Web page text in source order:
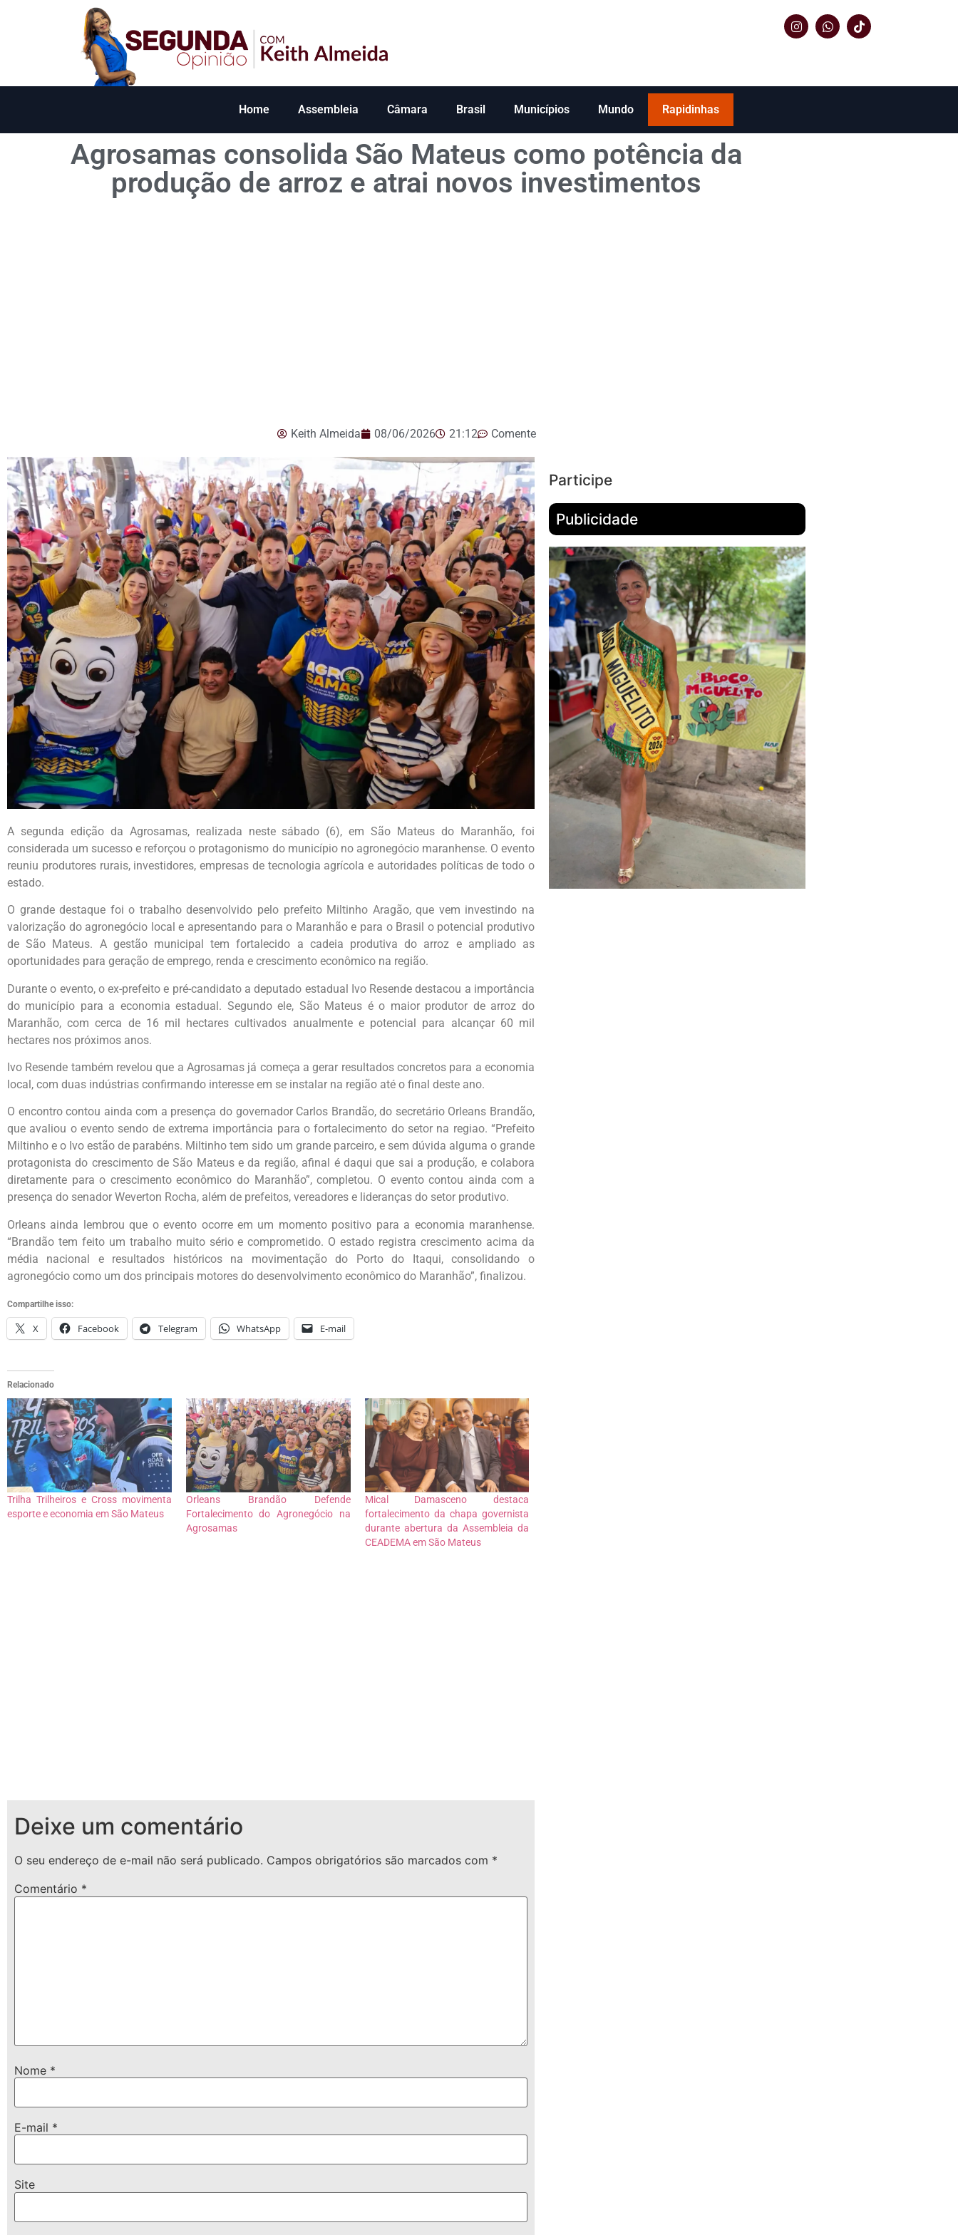
Home Assembleia Câmara Brasil Municípios Mundo Rapidinhas
Agrosamas consolida São Mateus como potência da
produção de arroz e atrai novos investimentos
Keith Almeida 08/06/2026 21:12 Comente
A segunda edição da Agrosamas, realizada neste sábado (6), em São Mateus do Maranhão, foi
considerada um sucesso e reforçou o protagonismo do município no agronegócio maranhense. O evento
reuniu produtores rurais, investidores, empresas de tecnologia agrícola e autoridades políticas de todo o
estado.
O grande destaque foi o trabalho desenvolvido pelo prefeito Miltinho Aragão, que vem investindo na
valorização do agronegócio local e apresentando para o Maranhão e para o Brasil o potencial produtivo
de São Mateus. A gestão municipal tem fortalecido a cadeia produtiva do arroz e ampliado as
oportunidades para geração de emprego, renda e crescimento econômico na região.
Durante o evento, o ex-prefeito e pré-candidato a deputado estadual Ivo Resende destacou a importância
do município para a economia estadual. Segundo ele, São Mateus é o maior produtor de arroz do
Maranhão, com cerca de 16 mil hectares cultivados anualmente e potencial para alcançar 60 mil
hectares nos próximos anos.
Ivo Resende também revelou que a Agrosamas já começa a gerar resultados concretos para a economia
local, com duas indústrias confirmando interesse em se instalar na região até o final deste ano.
O encontro contou ainda com a presença do governador Carlos Brandão, do secretário Orleans Brandão,
que avaliou o evento sendo de extrema importância para o fortalecimento do setor na regiao. “Prefeito
Miltinho e o Ivo estão de parabéns. Miltinho tem sido um grande parceiro, e sem dúvida alguma o grande
protagonista do crescimento de São Mateus e da região, afinal é daqui que sai a produção, e colabora
diretamente para o crescimento econômico do Maranhão”, completou. O evento contou ainda com a
presença do senador Weverton Rocha, além de prefeitos, vereadores e lideranças do setor produtivo.
Orleans ainda lembrou que o evento ocorre em um momento positivo para a economia maranhense.
“Brandão tem feito um trabalho muito sério e comprometido. O estado registra crescimento acima da
média nacional e resultados históricos na movimentação do Porto do Itaqui, consolidando o
agronegócio como um dos principais motores do desenvolvimento econômico do Maranhão”, finalizou.
Compartilhe isso:
X Facebook Telegram WhatsApp E-mail
Relacionado
Trilha Trilheiros e Cross movimenta
esporte e economia em São Mateus
Orleans Brandão Defende
Fortalecimento do Agronegócio na
Agrosamas
Mical Damasceno destaca
fortalecimento da chapa governista
durante abertura da Assembleia da
CEADEMA em São Mateus
Deixe um comentário
O seu endereço de e-mail não será publicado. Campos obrigatórios são marcados com *
Comentário *
Nome *
E-mail *
Site
Participe
Publicidade